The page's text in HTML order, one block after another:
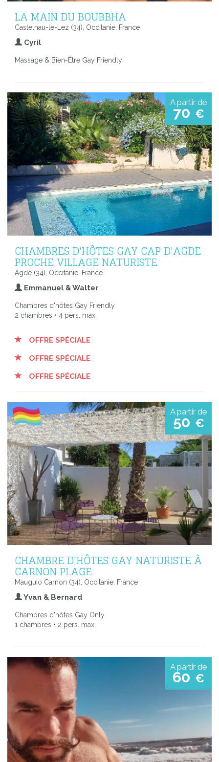
LA MAIN DU BOUBBHA
Castelnau-le-Lez (34), Occitanie, France
Cyril
Massage & Bien-Être Gay Friendly
A partir de
70 €
CHAMBRES D'HÔTES GAY CAP D'AGDE
PROCHE VILLAGE NATURISTE
Agde (34), Occitanie, France
Emmanuel & Walter
Chambres d'hôtes Gay Friendly
2 chambres • 4 pers. max.
OFFRE SPÉCIALE
OFFRE SPÉCIALE
OFFRE SPÉCIALE
A partir de
50 €
CHAMBRE D'HÔTES GAY NATURISTE À
CARNON PLAGE
Mauguio Carnon (34), Occitanie, France
Yvan & Bernard
Chambres d'hôtes Gay Only
1 chambres • 2 pers. max.
A partir de
60 €